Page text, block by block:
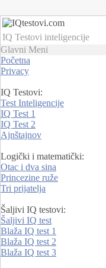
IQ Testovi inteligencije
Glavni Meni
Početna
Privacy
IQ Testovi:
Test Inteligencije
IQ Test 1
IQ Test 2
Ajnštajnov
Logički i matematički:
Otac i dva sina
Princezine ruže
Tri prijatelja
Šaljivi IQ testovi:
Šaljivi IQ test
Blaža IQ test 1
Blaža IQ test 2
Blaža IQ test 3